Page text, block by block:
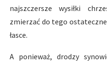
najszczersze wysiłki
zmierzać do tego
łasce.
A ponieważ, drodzy